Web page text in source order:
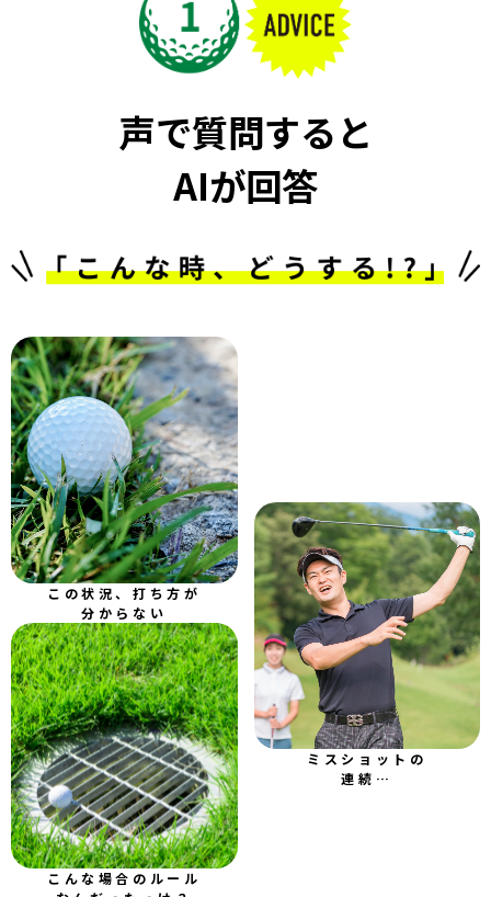
声で質問すると
AIが回答
この状況、打ち方が
分からない
ミスショットの
連続…
こんな場合のルール